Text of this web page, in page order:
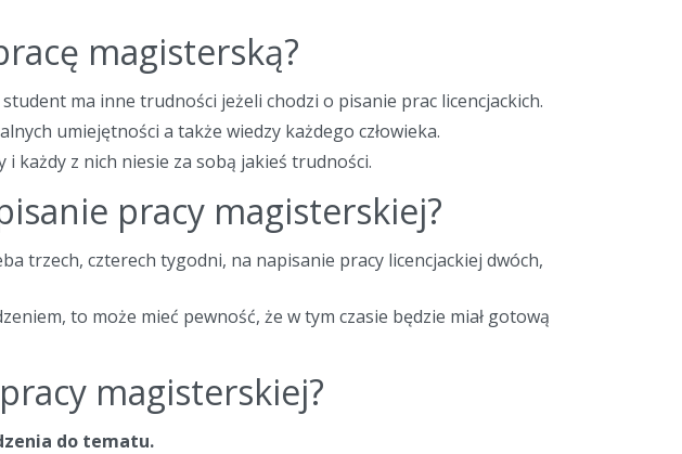
magisterską?
ma inne trudności jeżeli chodzi o pisanie prac licencjackich.
umiejętności a także wiedzy każdego człowieka.
każdy z nich niesie za sobą jakieś trudności.
pracy magisterskiej?
trzech, czterech tygodni, na napisanie pracy licencjackiej dwóch,
to może mieć pewność, że w tym czasie będzie miał gotową
magisterskiej?
do tematu.